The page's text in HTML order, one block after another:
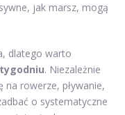
jak marsz, mogą
dlatego warto
. Niezależnie
rowerze, pływanie,
o systematyczne